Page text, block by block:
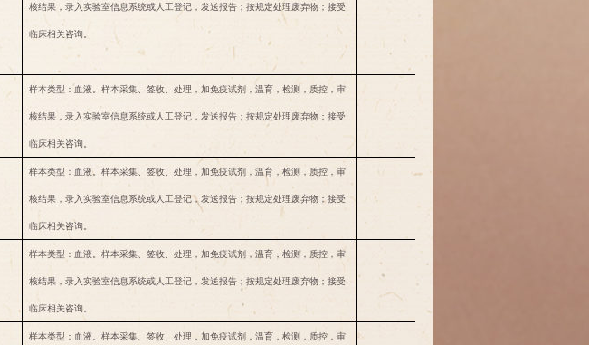
核结果，录入实验室信息系统或人工登记，发送报告；按规定处理废弃物；接受
临床相关咨询。
次
样本类型：血液。样本采集、签收、处理，加免疫试剂，温育，检测，质控，审
核结果，录入实验室信息系统或人工登记，发送报告；按规定处理废弃物；接受
临床相关咨询。
样本类型：血液。样本采集、签收、处理，加免疫试剂，温育，检测，质控，审
核结果，录入实验室信息系统或人工登记，发送报告；按规定处理废弃物；接受
临床相关咨询。
样本类型：血液。样本采集、签收、处理，加免疫试剂，温育，检测，质控，审
核结果，录入实验室信息系统或人工登记，发送报告；按规定处理废弃物；接受
临床相关咨询。
样本类型：血液。样本采集、签收、处理，加免疫试剂，温育，检测，质控，审